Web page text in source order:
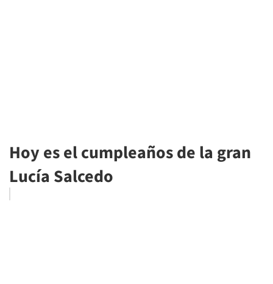
Hoy es el cumpleaños de la gran
Lucía Salcedo